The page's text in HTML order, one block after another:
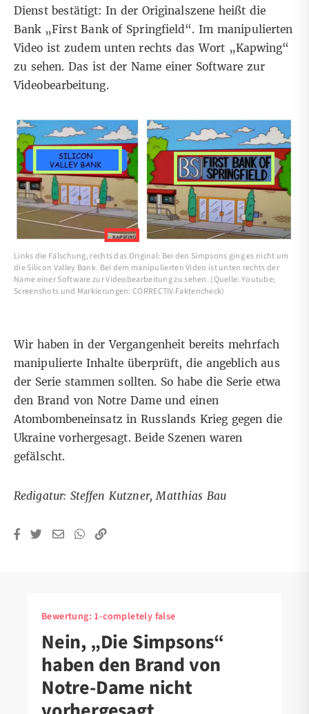
Dienst bestätigt: In der Originalszene heißt die
Bank „First Bank of Springfield“. Im manipulierten
Video ist zudem unten rechts das Wort „Kapwing“
zu sehen. Das ist der Nameeiner Softwarezur
Videobearbeitung.
Links die Fälschung, rechts das Original: Bei den Simpsons ging es nicht um
die Silicon Valley Bank. Bei dem manipulierten Video ist unten rechts der
Name einer Software zur Videobearbeitung zu sehen. (Quelle: Youtube;
Screenshots und Markierungen: CORRECTIV.Faktencheck)
Wir haben in der Vergangenheit bereits mehrfach
manipulierte Inhalte überprüft, die angeblich aus
der Serie stammen sollten. So habe die Serie etwa
den Brand von Notre Dameundeinen
Atombombeneinsatz in Russlands Krieg gegen die
Ukraine vorhergesagt. Beide Szenen waren
gefälscht.
Redigatur: Steffen Kutzner, Matthias Bau
Bewertung: 1-completely false
Nein, „Die Simpsons“
haben den Brand von
Notre-Dame nicht